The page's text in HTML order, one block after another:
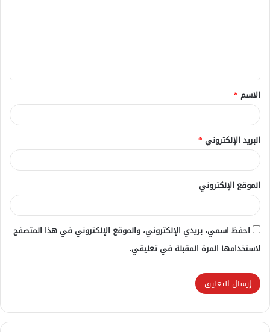
ق
*
الاسم *
البريد الإلكتروني *
الموقع الإلكتروني
احفظ اسمي، بريدي الإلكتروني، والموقع الإلكتروني في هذا المتصفح
لاستخدامها المرة المقبلة في تعليقي.